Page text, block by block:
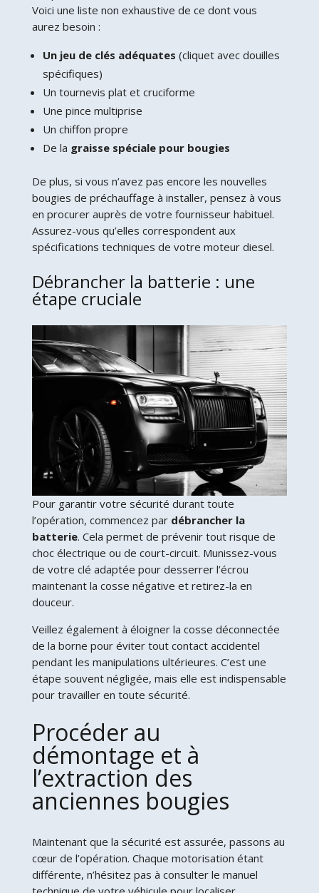
Voici une liste non exhaustive de ce dont vous
aurez besoin :
Un jeu de clés adéquates (cliquet avec douilles
spécifiques)
Un tournevis plat et cruciforme
Une pince multiprise
Un chiffon propre
De la graisse spéciale pour bougies
De plus, si vous n’avez pas encore les nouvelles
bougies de préchauffage à installer, pensez à vous
en procurer auprès de votre fournisseur habituel.
Assurez-vous qu’elles correspondent aux
spécifications techniques de votre moteur diesel.
Débrancher la batterie : une
étape cruciale
Pour garantir votre sécurité durant toute
l’opération, commencez par débrancher la
batterie. Cela permet de prévenir tout risque de
choc électrique ou de court-circuit. Munissez-vous
de votre clé adaptée pour desserrer l’écrou
maintenant la cosse négative et retirez-la en
douceur.
Veillez également à éloigner la cosse déconnectée
de la borne pour éviter tout contact accidentel
pendant les manipulations ultérieures. C’est une
étape souvent négligée, mais elle est indispensable
pour travailler en toute sécurité.
Procéder au
démontage et à
l’extraction des
anciennes bougies
Maintenant que la sécurité est assurée, passons au
cœur de l’opération. Chaque motorisation étant
différente, n’hésitez pas à consulter le manuel